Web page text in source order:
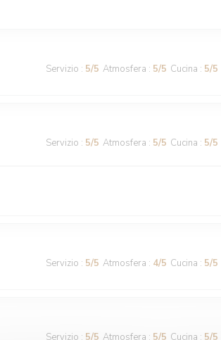
Servizio : 5/5 Atmosfera : 5/5 Cucina : 5/5
Servizio : 5/5 Atmosfera : 5/5 Cucina : 5/5
Servizio : 5/5 Atmosfera : 4/5 Cucina : 5/5
Servizio : 5/5 Atmosfera : 5/5 Cucina : 5/5